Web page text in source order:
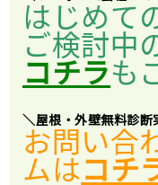
はじめて
ご検討中
コチラも
＼屋根・外壁無料診断
お問い合
ムはコチ